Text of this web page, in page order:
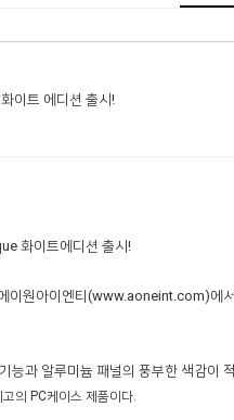
이트 에디션 출시!
화이트에디션 출시!
이원아이엔티(www.aoneint.com)에
능과 알루미늄 패널의 풍부한 색감
의 PC케이스 제품이다.